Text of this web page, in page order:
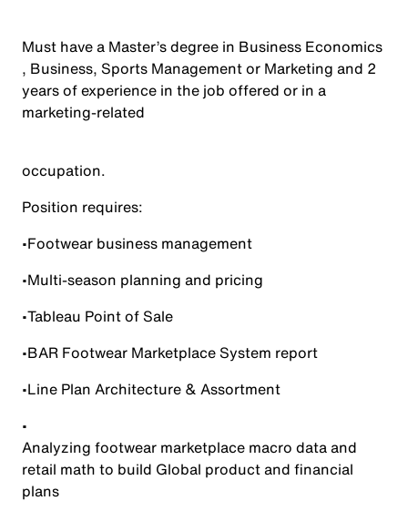
Must have a Master’s degree in Business Economics
, Business, Sports Management or Marketing and 2
years of experience in the job offered or in a
marketing-related
occupation.
Position requires:
•Footwear business management
•Multi-season planning and pricing
•Tableau Point of Sale
•BAR Footwear Marketplace System report
•Line Plan Architecture & Assortment
•
Analyzing footwear marketplace macro data and
retail math to build Global product and financial
plans